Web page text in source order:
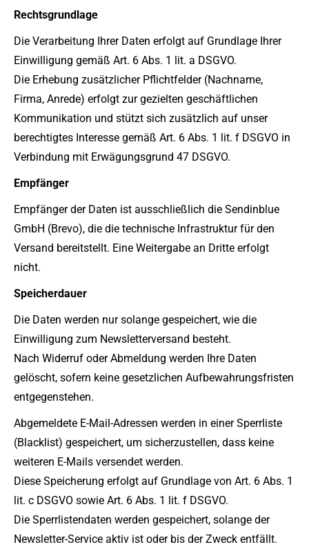
Rechtsgrundlage
Die Verarbeitung Ihrer Daten erfolgt auf Grundlage Ihrer
Einwilligung gemäß Art. 6 Abs. 1 lit. a DSGVO.
Die Erhebung zusätzlicher Pflichtfelder (Nachname,
Firma, Anrede) erfolgt zur gezielten geschäftlichen
Kommunikation und stützt sich zusätzlich auf unser
berechtigtes Interesse gemäß Art. 6 Abs. 1 lit. f DSGVO in
Verbindung mit Erwägungsgrund 47 DSGVO.
Empfänger
Empfänger der Daten ist ausschließlich die Sendinblue
GmbH (Brevo), die die technische Infrastruktur für den
Versand bereitstellt. Eine Weitergabe an Dritte erfolgt
nicht.
Speicherdauer
Die Daten werden nur solange gespeichert, wie die
Einwilligung zum Newsletterversand besteht.
Nach Widerruf oder Abmeldung werden Ihre Daten
gelöscht, sofern keine gesetzlichen Aufbewahrungsfristen
entgegenstehen.
Abgemeldete E-Mail-Adressen werden in einer Sperrliste
(Blacklist) gespeichert, um sicherzustellen, dass keine
weiteren E-Mails versendet werden.
Diese Speicherung erfolgt auf Grundlage von Art. 6 Abs. 1
lit. c DSGVO sowie Art. 6 Abs. 1 lit. f DSGVO.
Die Sperrlistendaten werden gespeichert, solange der
Newsletter-Service aktiv ist oder bis der Zweck entfällt.